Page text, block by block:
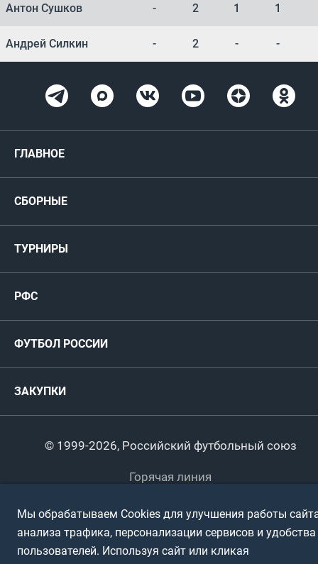
Антон Сушков - 2 1 1
Андрей Силкин - 2 - -
ГЛАВНОЕ
Карта болельщика
СБОРНЫЕ
Футзал
Титулы и трофеи
ТУРНИРЫ
Международные
Турниры клубов
РФС
Регионы
ФУТБОЛ РОССИИ
Пляжный
ПОДА-футбол
Футбольное двоеборье
Любители
Спортшколы
Ветераны
ЗАКУПКИ
© 1999-2026, Российский футбольный союз
Горячая линия
Политика обработки персональных данных
Использование информации
Мы обрабатываем Cookies для улучшения работы
анализа трафика, персонализации сервисов и удобства
пользователей. Используя сайт или кликая